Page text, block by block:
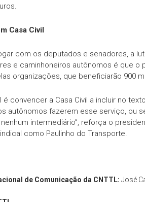
Casa Civil
com os deputados e senadores, a
e caminhoneiros autônomos é que
organizações, que beneficiarão 900
é convencer a Casa Civil a incluir no
autônomos fazerem esse serviço, ou
intermediário”, reforça o
como Paulinho do Transporte.
de Comunicação da CNTTL: José